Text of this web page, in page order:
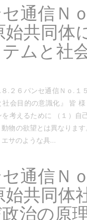
通信Ｎ
始共同
ムと社
.２６パンセ通信Ｎｏ.１
社会目的の意識化』 皆
考えるために （１）自
物の欲望とは異なりま
サのような具…
通信Ｎ
始共同体
治の原